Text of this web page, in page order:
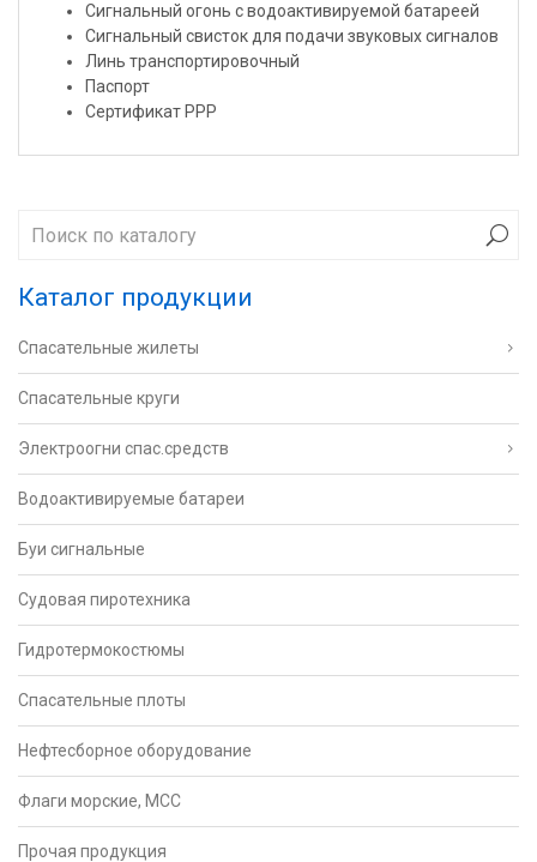
Сигнальный огонь с водоактивируемой батареей
Cигнальный свисток для подачи звуковых сигналов
Линь транспортировочный
Паспорт
Сертификат РРР
Каталог продукции
Спасательные жилеты
Спасательные круги
Электроогни спас.средств
Водоактивируемые батареи
Буи сигнальные
Судовая пиротехника
Гидротермокостюмы
Спасательные плоты
Нефтесборное оборудование
Флаги морские, МСС
Прочая продукция